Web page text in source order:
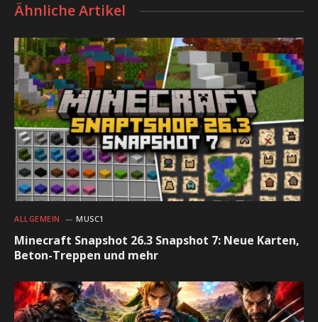
Ähnliche Artikel
ALLGEMEIN MUSC1
Minecraft Snapshot 26.3 Snapshot 7: Neue Karten,
Beton-Treppen und mehr